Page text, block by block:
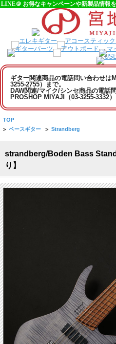
LINE＠ お得なキャンペーンや新製品情報
ギター関連商品の電話問い合わせは
3255-2755）まで。
DAW関連/マイク/シンセ商品の電話
PROSHOP MIYAJI（03-3255-3332）
TOP
> ベースギター > Strandberg
strandberg/Boden Bass
り】